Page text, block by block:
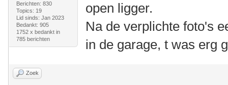
Berichten: 830
Topics: 19
Lid sinds: Jan 2023
Bedankt: 905
1752 x bedankt in
785 berichten
open ligger.
Na de verplichte foto's
in de garage, t was erg
Zoek